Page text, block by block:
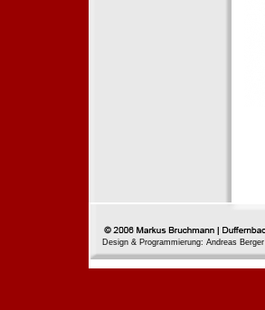
Design & Programmierung: Andreas Berger